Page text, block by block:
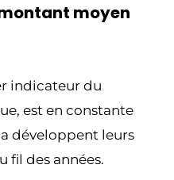
montant moyen
indicateur du
est en constante
développent leurs
fil des années.